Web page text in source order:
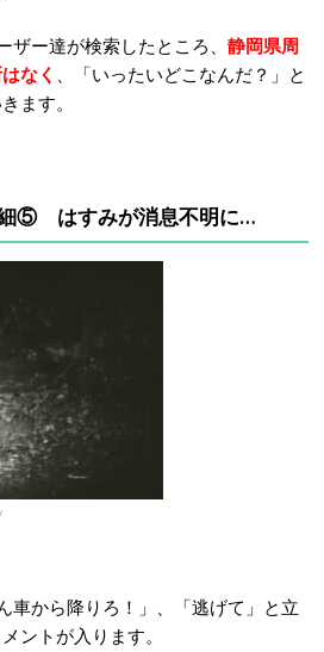
ザー達が検索したところ、 静岡県周
なく
、「いったいどこなんだ？」と
ます。
細⑤ はすみが消息不明に…
車から降りろ！」、「逃げて」と立
ントが入ります。